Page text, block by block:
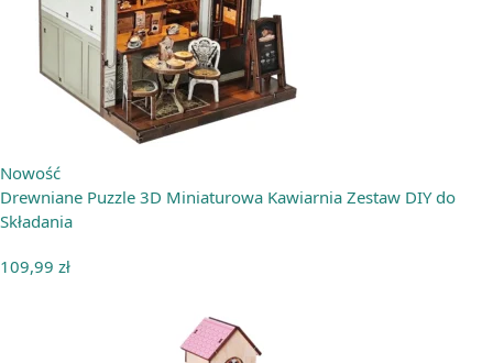
Nowość
Drewniane Puzzle 3D Miniaturowa Kawiarnia Zestaw DIY do
Składania
109,99 zł